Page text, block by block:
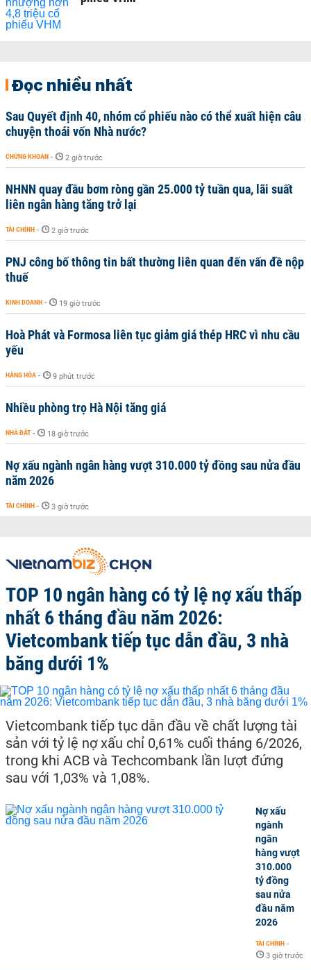
Đọc nhiều nhất
Sau Quyết định 40, nhóm cổ phiếu nào có thể xuất hiện câu
chuyện thoái vốn Nhà nước?
CHỨNG KHOÁN - 2 giờ trước
NHNN quay đầu bơm ròng gần 25.000 tỷ tuần qua, lãi suất
liên ngân hàng tăng trở lại
TÀI CHÍNH - 2 giờ trước
PNJ công bố thông tin bất thường liên quan đến vấn đề nộp
thuế
KINH DOANH - 19 giờ trước
Hoà Phát và Formosa liên tục giảm giá thép HRC vì nhu cầu
yếu
HÀNG HÓA - 9 phút trước
Nhiều phòng trọ Hà Nội tăng giá
NHÀ ĐẤT - 18 giờ trước
Nợ xấu ngành ngân hàng vượt 310.000 tỷ đồng sau nửa đầu
năm 2026
TÀI CHÍNH - 3 giờ trước
TOP 10 ngân hàng có tỷ lệ nợ xấu thấp
nhất 6 tháng đầu năm 2026:
Vietcombank tiếp tục dẫn đầu, 3 nhà
băng dưới 1%
Vietcombank tiếp tục dẫn đầu về chất lượng tài
sản với tỷ lệ nợ xấu chỉ 0,61% cuối tháng 6/2026,
trong khi ACB và Techcombank lần lượt đứng
sau với 1,03% và 1,08%.
Nợ xấu
ngành
ngân
hàng vượt
310.000
tỷ đồng
sau nửa
đầu năm
2026
TÀI CHÍNH -
3 giờ trước